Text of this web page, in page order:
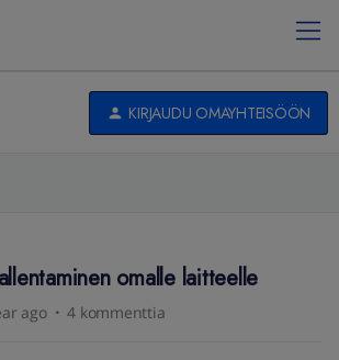
KIRJAUDU OMAYHTEISÖÖN
omalle laitteelle
ago 4 kommenttia